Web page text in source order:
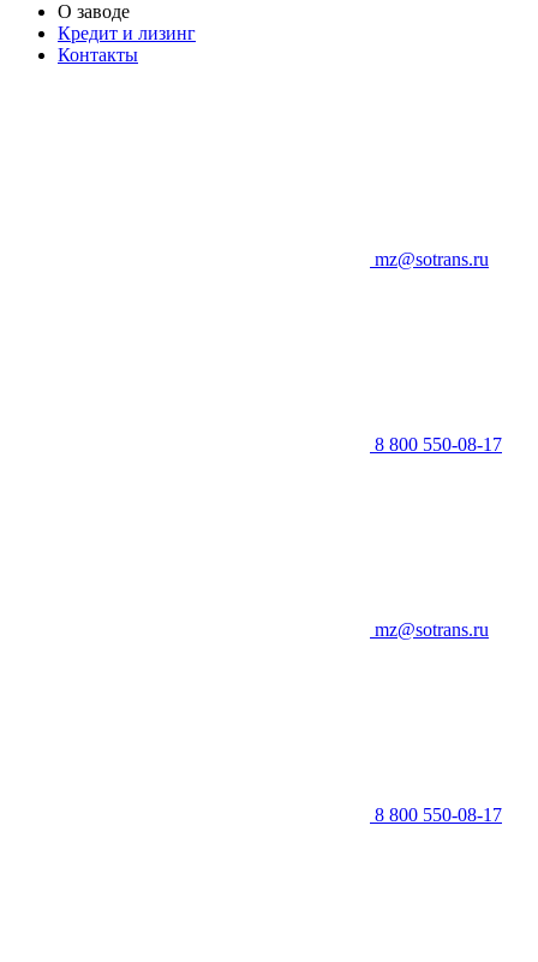
О заводе
Кредит и лизинг
Контакты
mz@sotrans.ru
8 800 550-08-17
mz@sotrans.ru
8 800 550-08-17